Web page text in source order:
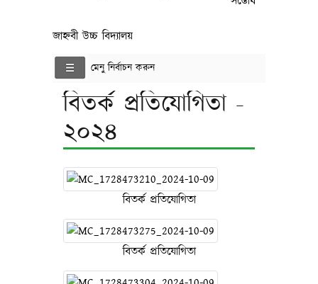
জাহ্নবী উচ্চ বিদ্যালয়
মেনু নির্বাচন করুন
বিতর্ক প্রতিযোগিতা -
২০২৪
বিতর্ক প্রতিযোগিতা
বিতর্ক প্রতিযোগিতা